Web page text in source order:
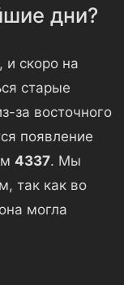
дни?
и скоро на
старые
за восточного
появление
4337. Мы
так как во
могла